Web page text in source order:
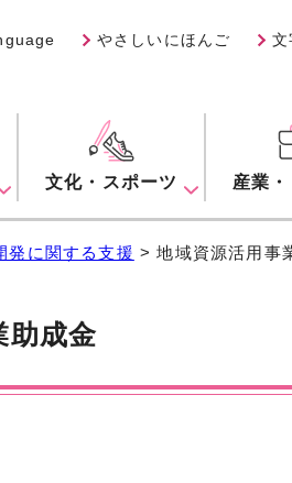
やさしいにほんご 文
文化・スポーツ 産業
発に関する支援 > 地域資源活用事
助成金